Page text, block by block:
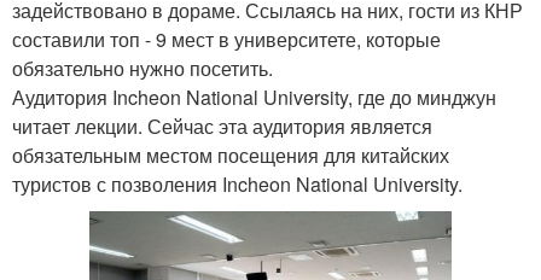
задействовано в дораме. Ссылаясь на них, гости из КНР
составили топ - 9 мест в университете, которые
обязательно нужно посетить.
Аудитория Incheon National University, где до минджун
читает лекции. Сейчас эта аудитория является
обязательным местом посещения для китайских
туристов с позволения Incheon National University.